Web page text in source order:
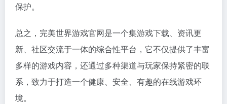
保护。
总之，完美世界游戏官网是一个集游戏下载、资讯更
新、社区交流于一体的综合性平台，它不仅提供了丰富
多样的游戏内容，还通过多种渠道与玩家保持紧密的联
系，致力于打造一个健康、安全、有趣的在线游戏环
境。